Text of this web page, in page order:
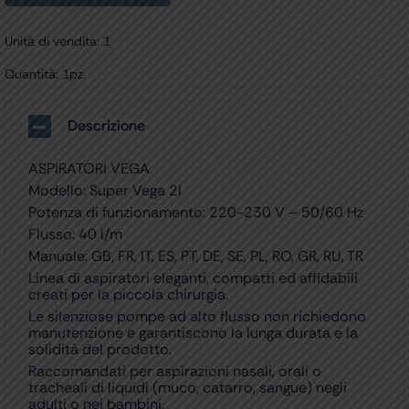
Unità di vendita: 1
Quantità: 1pz.
Descrizione
ASPIRATORI VEGA
Modello: Super Vega 2l
Potenza di funzionamento: 220-230 V – 50/60 Hz
Flusso: 40 l/m
Manuale: GB, FR, IT, ES, PT, DE, SE, PL, RO, GR, RU, TR
Linea di aspiratori eleganti, compatti ed affidabili
creati per la piccola chirurgia.
Le silenziose pompe ad alto flusso non richiedono
manutenzione e garantiscono la lunga durata e la
solidità del prodotto.
Raccomandati per aspirazioni nasali, orali o
tracheali di liquidi (muco, catarro, sangue) negli
adulti o nei bambini.